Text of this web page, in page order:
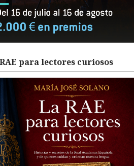
para lectores curiosos